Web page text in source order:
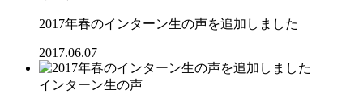
2017年春のインターン生の声を追加しました
2017.06.07
インターン生の声